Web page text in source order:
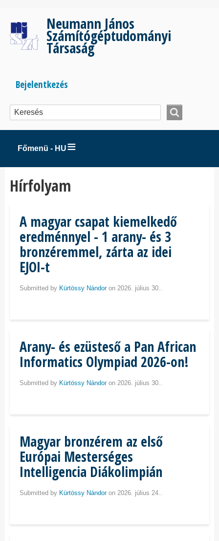
tartalomra
Neumann János
Számítógéptudományi
Társaság
Bejelentkezés
menüje
Bejelentkezés
Főmenü - HU
Hírfolyam
A magyar csapat kiemelkedő
eredménnyel - 1 arany- és 3
bronzéremmel, zárta az idei
EJOI-t
Submitted by Kürtössy Nándoron 2026. július 30..
Arany- és ezüsteső a Pan African
Informatics Olympiad 2026-on!
Submitted by Kürtössy Nándoron 2026. július 30..
Magyar bronzérem az első
Európai Mesterséges
Intelligencia Diákolimpián
Submitted by Kürtössy Nándoron 2026. július 24..